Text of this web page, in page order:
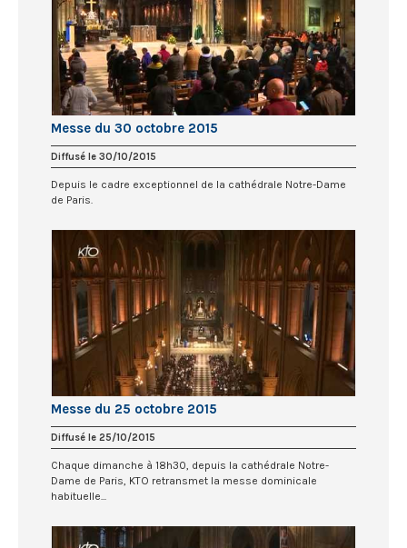
Messe du 30 octobre 2015
Diffusé le 30/10/2015
Depuis le cadre exceptionnel de la cathédrale Notre-Dame
de Paris.
Messe du 25 octobre 2015
Diffusé le 25/10/2015
Chaque dimanche à 18h30, depuis la cathédrale Notre-
Dame de Paris, KTO retransmet la messe dominicale
habituelle...